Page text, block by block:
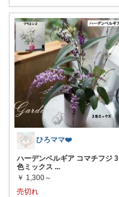
ひろママ❤️
ハーデンベルギア コマチフジ 3
色ミックス ...
￥ 1,300～
売切れ